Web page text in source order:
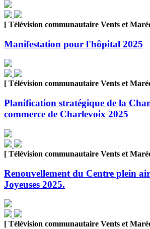
[ Télévision communautaire Vents et
Manifestation pour l'hôpital 2025
[ Télévision communautaire Vents et
Planification stratégique de la
commerce de Charlevoix 2025
[ Télévision communautaire Vents et
Renouvellement du Centre plein
Joyeuses 2025.
[ Télévision communautaire Vents et